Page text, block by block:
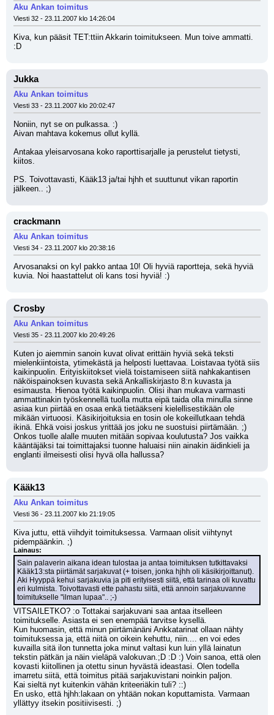
Aku Ankan toimitus
Viesti 32 - 23.11.2007 klo 14:26:04
Kiva, kun pääsit TET:ttiin Akkarin toimitukseen. Mun toive ammatti.
:D
Jukka
Aku Ankan toimitus
Viesti 33 - 23.11.2007 klo 20:02:47
Noniin, nyt se on pulkassa. :)
Aivan mahtava kokemus ollut kyllä.
Antakaa yleisarvosana koko raporttisarjalle ja perustelut tietysti,
kiitos.
PS. Toivottavasti, Kääk13 ja/tai hjhh et suuttunut vikan raportin
jälkeen.. ;)
crackmann
Aku Ankan toimitus
Viesti 34 - 23.11.2007 klo 20:38:16
Arvosanaksi on kyl pakko antaa 10! Oli hyviä raportteja, sekä hyviä
kuvia. Noi haastattelut oli kans tosi hyviä! :)
Crosby
Aku Ankan toimitus
Viesti 35 - 23.11.2007 klo 20:49:26
Kuten jo aiemmin sanoin kuvat olivat erittäin hyviä sekä teksti
mielenkiintoista, ytimekästä ja helposti luettavaa. Loistavaa työtä siis
kaikinpuolin. Erityiskiitokset vielä toistamiseen siitä nahkakantisen
näköispainoksen kuvasta sekä Ankalliskirjasto 8:n kuvasta ja
esimausta. Hienoa työtä kaikinpuolin. Olisi ihan mukava varmasti
ammattinakin työskennellä tuolla mutta eipä taida olla minulla sinne
asiaa kun piirtää en osaa enkä tietääkseni kielellisestikään ole
mikään virtuoosi. Käsikirjoituksia en tosin ole kokeillutkaan tehdä
ikinä. Ehkä voisi joskus yrittää jos joku ne suostuisi piirtämään. ;)
Onkos tuolle alalle muuten mitään sopivaa koulutusta? Jos vaikka
kääntäjäksi tai toimittajaksi tuonne haluaisi niin ainakin äidinkieli ja
englanti ilmeisesti olisi hyvä olla hallussa?
Kääk13
Aku Ankan toimitus
Viesti 36 - 23.11.2007 klo 21:19:05
Kiva juttu, että viihdyit toimituksessa. Varmaan olisit viihtynyt
pidempäänkin. ;)
Lainaus:
Sain palaverin aikana idean tulostaa ja antaa toimituksen tutkittavaksi
Kääk13:sta piirtämät sarjakuvat (+ toisen, jonka hjhh oli käsikirjoittanut).
Aki Hyyppä kehui sarjakuvia ja piti erityisesti siitä, että tarinaa oli kuvattu
eri kulmista. Toivottavasti ette pahastu siitä, että annoin sarjakuvanne
toimitukselle "ilman lupaa".. ;-)
VITSAILETKO? :o Tottakai sarjakuvani saa antaa itselleen
toimitukselle. Asiasta ei sen enempää tarvitse kysellä.
Kun huomasin, että minun piirtämänäni Ankkatarinat ollaan nähty
toimituksessa ja, että niitä on oikein kehuttu, niin.... en voi edes
kuvailla sitä ilon tunnetta joka minut valtasi kun luin yllä lainatun
tekstin pätkän ja näin vieläpä valokuvan.;D :D :) Voin sanoa, että olen
kovasti kiitollinen ja otettu sinun hyvästä ideastasi. Olen todella
imarretu siitä, että toimitus pitää sarjakuvistani noinkin paljon.
Kai sieltä nyt kuitenkin vähän kriteeriäkin tuli? ::)
En usko, että hjhh:lakaan on yhtään nokan koputtamista. Varmaan
yllättyy itsekin positiivisesti. ;)